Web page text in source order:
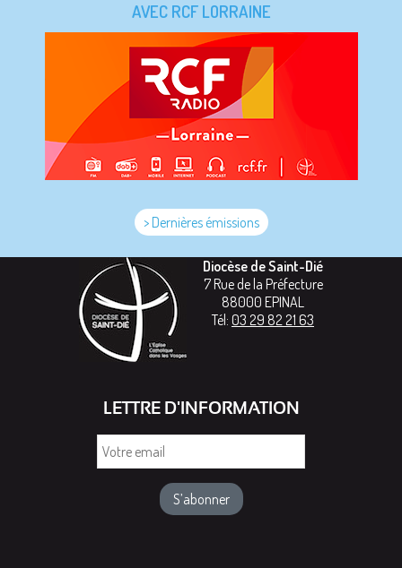
AVEC RCF LORRAINE
> Dernières émissions
Diocèse de Saint-Dié
7 Rue de la Préfecture
88000 EPINAL
Tél: 03 29 82 21 63
LETTRE D'INFORMATION